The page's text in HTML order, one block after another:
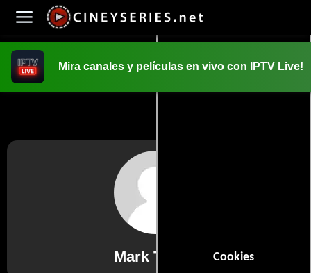
Cookies
Mira canales y películas en vivo con IPTV Live!
Mark Taylor